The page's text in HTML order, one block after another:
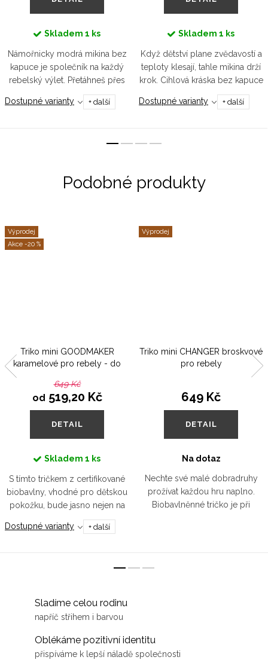
Skladem 1 ks
Námořnicky modrá mikina bez
kapuce je společník na každý
rebelský výlet. Přetáhneš přes
hlavu a jdeš. Pro malé
odvážlivce, co se nebojí ponořit
Dostupné varianty + další
Skladem 1 ks
Když dětství plane zvědavostí a
teploty klesají, tahle mikina drží
krok. Cihlová kráska bez kapuce
je pevná, měkká a stvořená pro
malé průzkumníky, kteří se
Dostupné varianty + další
Výprodej
-20 %
Triko mini GOODMAKER
karamelové pro rebely - do
649 Kč
od 519,20 Kč
DETAIL
Skladem 1 ks
S tímto tričkem z certifikované
biobavlny, vhodné pro dětskou
pokožku, bude jasno nejen na
pískovišti. Nápis rostu do krásy
a rebelie podtrhne autentičnost
Dostupné varianty + další
Výprodej
Triko mini CHANGER broskvové
pro rebely
649 Kč
DETAIL
Na dotaz
Nechte své malé dobradruhy
prožívat každou hru naplno.
Biobavlněnné tričko je při
Sladíme celou rodinu
napříč střihem i barvou
Oblékáme pozitivní identitu
přispíváme k lepší náladě společnosti